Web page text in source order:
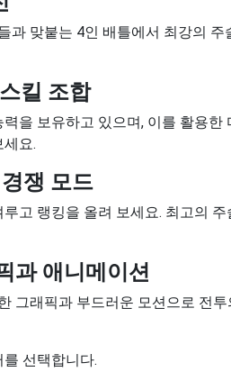
과 맞붙는 4인 배틀에서 최강의
킬 조합
을 보유하고 있으며, 이를 활용
요.
쟁 모드
고 랭킹을 올려 보세요. 최고의
과 애니메이션
그래픽과 부드러운 모션으로 전
선택합니다.